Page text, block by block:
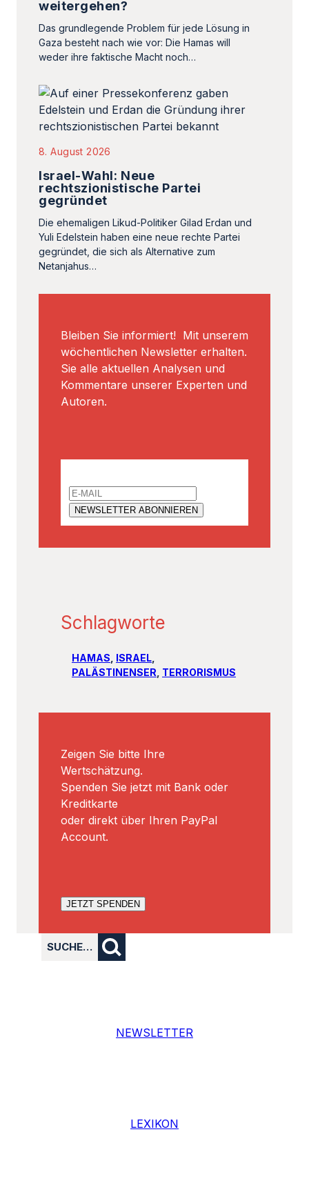
weitergehen?
Das grundlegende Problem für jede Lösung in
Gaza besteht nach wie vor: Die Hamas will
weder ihre faktische Macht noch…
8. August 2026
Israel-Wahl: Neue
rechtszionistische Partei
gegründet
Die ehemaligen Likud-Politiker Gilad Erdan und
Yuli Edelstein haben eine neue rechte Partei
gegründet, die sich als Alternative zum
Netanjahus…
Bleiben Sie informiert! Mit unserem
wöchentlichen Newsletter erhalten.
Sie alle aktuellen Analysen und
Kommentare unserer Experten und
Autoren.
Schlagworte
HAMAS ISRAEL
PALÄSTINENSER TERRORISMUS
Zeigen Sie bitte Ihre
Wertschätzung.
Spenden Sie jetzt mit Bank oder
Kreditkarte
oder direkt über Ihren PayPal
Account.
JETZT SPENDEN
SUCHE…
NEWSLETTER
LEXIKON